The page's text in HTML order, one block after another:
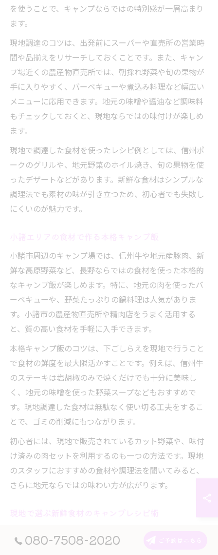
を使うことで、キャンプならではの特別感が一層高まり
ます。
現地調達のコツは、出発前にスーパーや直売所の営業時
間や品揃えをリサーチしておくことです。また、キャン
プ場近くの農産物直売所では、朝採れ野菜や旬の果物が
手に入りやすく、バーベキューや煮込み料理など幅広い
メニューに応用できます。地元の味噌や醤油など調味料
もチェックしておくと、現地ならではの味付けが楽しめ
ます。
現地で調達した食材を使ったレシピ例としては、信州ポ
ークのグリルや、地元野菜のホイル焼き、旬の果物を使
ったデザートなどがあります。新鮮な食材はシンプルな
調理法でも素材の味が引き立つため、初心者でも失敗し
にくいのが魅力です。
小諸市周辺のキャンプ場では、信州牛や地元産豚肉、新
鮮な高原野菜など、長野ならではの食材を使った本格的
なキャンプ飯が楽しめます。特に、地元の肉を使ったバ
ーベキューや、野菜たっぷりの鍋料理は人気がありま
す。小諸市の農産物直売所や精肉店をうまく活用する
と、質の高い食材を手軽に入手できます。
本格キャンプ飯のコツは、下ごしらえを現地で行うこと
で食材の鮮度を最大限活かすことです。例えば、信州牛
のステーキは塩胡椒のみで焼くだけでも十分に美味し
く、地元の味噌を使った野菜スープなどもおすすめで
す。現地調達した食材は無駄なく使い切る工夫をするこ
とで、ゴミの削減にもつながります。
初心者には、現地で販売されているカット野菜や、味付
け済みの肉セットを利用するのも一つの方法です。現地
のスタッフにおすすめの食材や調理法を聞いてみると、
さらに地元ならではの味わい方が広がります。
物を中心に選ぶのがポイントです。小諸エリアでは、夏
080-7508-2020